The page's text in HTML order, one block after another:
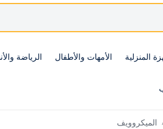
المنزلية الأمهات والأطفال الرياضة
الميكروويف